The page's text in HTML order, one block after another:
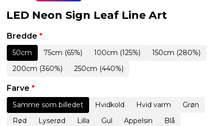
LED Neon Sign Leaf Line Art
Bredde *
50cm 75cm (65%) 100cm (125%)
150cm (280%)
200cm (360%)
250cm (440%)
Farve *
Samme som billedet Hvidkold Hvid varm
Grøn
Rød
Lyserød Lilla Gul Appelsin
Blå